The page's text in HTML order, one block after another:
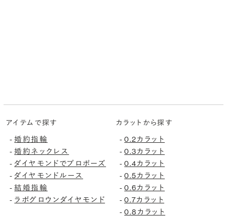
アイテムで探す
-婚約指輪
-婚約ネックレス
-ダイヤモンドでプロポーズ
-ダイヤモンドルース
-結婚指輪
- ラボグロウンダイヤモンド
カラットから探す
-0.2カラット
-0.3カラット
-0.4カラット
-0.5カラット
-0.6カラット
-0.7カラット
-0.8カラット